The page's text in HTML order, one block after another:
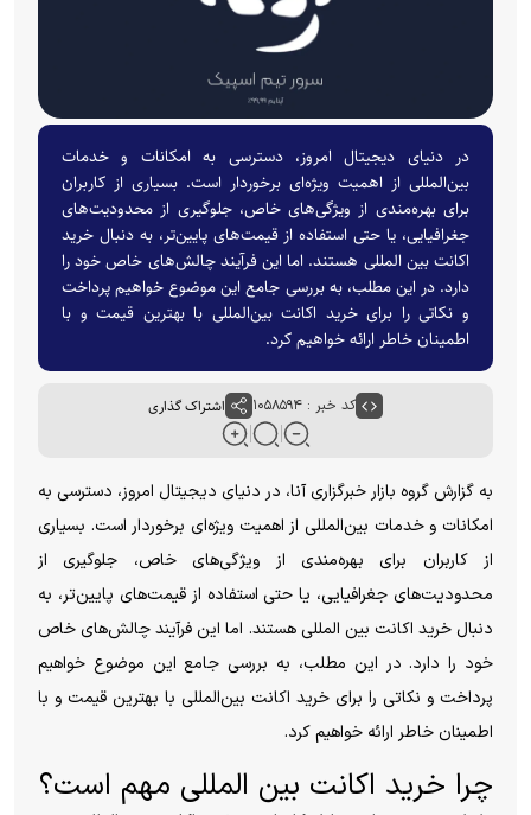
در دنیای دیجیتال امروز، دسترسی به امکانات و خدمات
بین‌المللی از اهمیت ویژه‌ای برخوردار است. بسیاری از کاربران
برای بهره‌مندی از ویژگی‌های خاص، جلوگیری از محدودیت‌های
جغرافیایی، یا حتی استفاده از قیمت‌های پایین‌تر، به دنبال خرید
اکانت بین المللی هستند. اما این فرآیند چالش‌های خاص خود را
دارد. در این مطلب، به بررسی جامع این موضوع خواهیم پرداخت
و نکاتی را برای خرید اکانت بین‌المللی با بهترین قیمت و با
اطمینان خاطر ارائه خواهیم کرد.
کد خبر : ۱۰۵۸۵۹۴ اشتراک گذاری
به گزارش گروه بازار خبرگزاری آنا، در دنیای دیجیتال امروز، دسترسی به
امکانات و خدمات بین‌المللی از اهمیت ویژه‌ای برخوردار است. بسیاری
از کاربران برای بهره‌مندی از ویژگی‌های خاص، جلوگیری از
محدودیت‌های جغرافیایی، یا حتی استفاده از قیمت‌های پایین‌تر، به
دنبال خرید اکانت بین المللی هستند. اما این فرآیند چالش‌های خاص
خود را دارد. در این مطلب، به بررسی جامع این موضوع خواهیم
پرداخت و نکاتی را برای خرید اکانت بین‌المللی با بهترین قیمت و با
اطمینان خاطر ارائه خواهیم کرد.
چرا خرید اکانت بین المللی مهم است؟